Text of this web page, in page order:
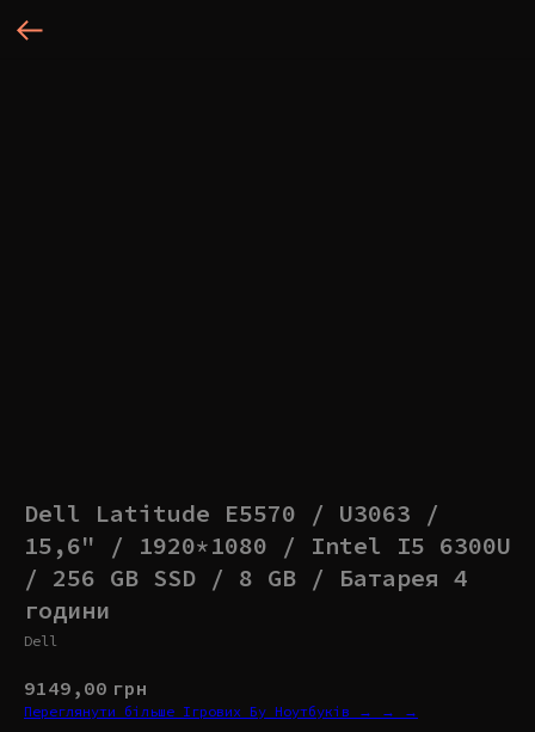
Dell Latitude E5570 / U3063 /
15,6" / 1920*1080 / Intel I5 6300U
/ 256 GB SSD / 8 GB / Батарея 4
години
Dell
9149,00 грн
Переглянути більше Ігрових Бу Ноутбуків → → →